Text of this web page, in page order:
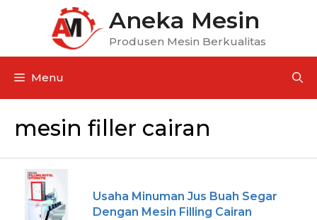
Aneka Mesin
Produsen Mesin Berkualitas
Menu
mesin filler cairan
Usaha Minuman Jus Buah Segar
Dengan Mesin Filling Cairan